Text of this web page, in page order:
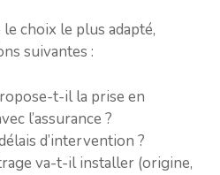
choix le plus adapté,
suivantes :
t-il la prise en
l’assurance ?
d’intervention ?
va-t-il installer (origine,